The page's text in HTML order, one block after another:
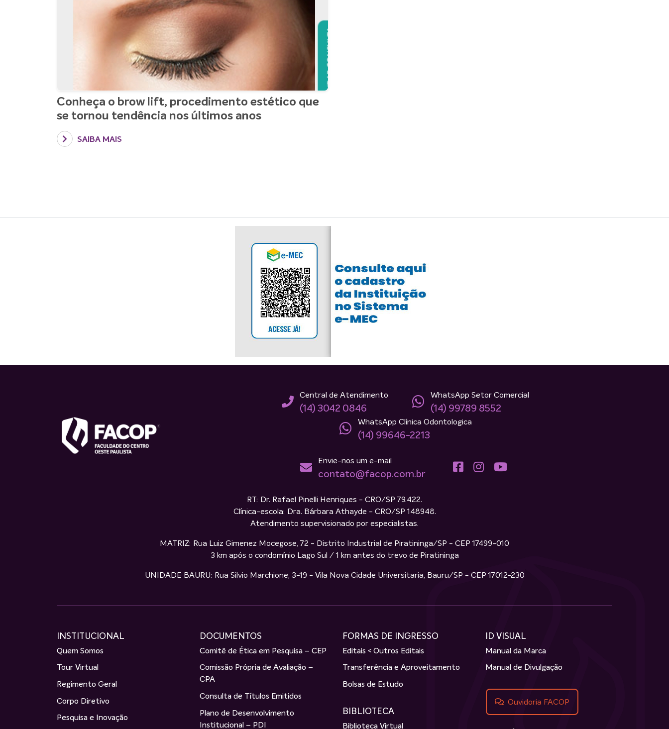
Conheça o brow lift, procedimento estético que
se tornou tendência nos últimos anos
12/01/2023
SAIBA MAIS
Central de Atendimento
(14) 3042 0846
WhatsApp Setor Comercial
(14) 99789 8552
WhatsApp Clínica Odontologica
(14) 99646-2213
Envie-nos um e-mail
contato@facop.com.br
RT: Dr. Rafael Pinelli Henriques - CRO/SP 79.422.
Clínica-escola: Dra. Bárbara Athayde - CRO/SP 148948.
Atendimento supervisionado por especialistas.
MATRIZ: Rua Luiz Gimenez Mocegose, 72 - Distrito Industrial de Piratininga/SP - CEP 17499-010
3 km após o condomínio Lago Sul / 1 km antes do trevo de Piratininga
UNIDADE BAURU: Rua Silvio Marchione, 3-19 - Vila Nova Cidade Universitaria, Bauru/SP - CEP 17012-230
INSTITUCIONAL
Quem Somos
Tour Virtual
Regimento Geral
Corpo Diretivo
Pesquisa e Inovação
DOCUMENTOS
Comitê de Ética em Pesquisa – CEP
Comissão Própria de Avaliação –
CPA
Consulta de Títulos Emitidos
Plano de Desenvolvimento
Institucional – PDI
FORMAS DE INGRESSO
Editais < Outros Editais
Transferência e Aproveitamento
Bolsas de Estudo
BIBLIOTECA
Biblioteca Virtual
ID VISUAL
Manual da Marca
Manual de Divulgação
Ouvidoria FACOP